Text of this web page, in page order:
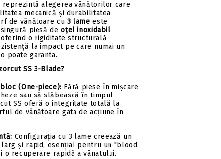
reprezintă alegerea vânătorilor care
mecanică și durabilitatea
de vânătoare cu 3 lame este
piesă deoțel inoxidabil
oferind o rigiditate structurală
la impact pe care numai un
poate garanta.
SS 3-Blade?
(One-piece): Fără piese în mișcare
sau să slăbească în timpul
SS oferă o integritate totală la
de vânătoare gata de acțiune în
Configurația cu 3 lame creează un
și rapid, esențial pentru un "blood
o recuperare rapidă a vânatului.